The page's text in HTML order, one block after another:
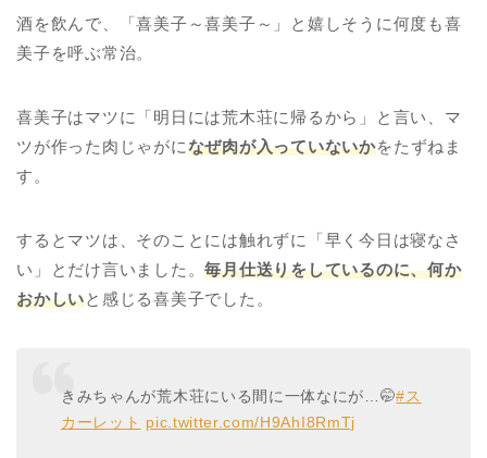
酒を飲んで、「喜美子～喜美子～」と嬉しそうに何度も喜
美子を呼ぶ常治。
喜美子はマツに「明日には荒木荘に帰るから」と言い、マ
ツが作った肉じゃがになぜ肉が入っていないかをたずねま
す。
するとマツは、そのことには触れずに「早く今日は寝なさ
い」とだけ言いました。毎月仕送りをしているのに、何か
おかしいと感じる喜美子でした。
きみちゃんが荒木荘にいる間に一体なにが…🤭#ス
カーレット pic.twitter.com/H9AhI8RmTj